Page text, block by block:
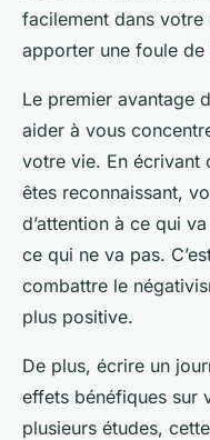
facilement dans
apporter une foule de
Le premier avantage
aider à vous
votre vie. En écrivant
êtes reconnaissant,
d’attention à ce qui
ce qui ne va pas.
combattre le
plus positive.
De plus, écrire un
effets bénéfiques sur
plusieurs études,